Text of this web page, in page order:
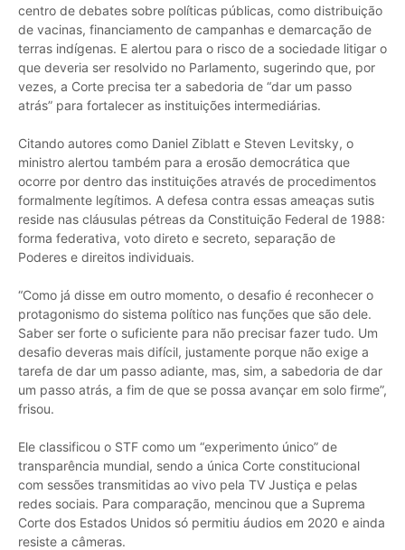
centro de debates sobre políticas públicas, como distribuição
de vacinas, financiamento de campanhas e demarcação de
terras indígenas. E alertou para o risco de a sociedade litigar o
que deveria ser resolvido no Parlamento, sugerindo que, por
vezes, a Corte precisa ter a sabedoria de “dar um passo
atrás” para fortalecer as instituições intermediárias.
Citando autores como Daniel Ziblatt e Steven Levitsky, o
ministro alertou também para a erosão democrática que
ocorre por dentro das instituições através de procedimentos
formalmente legítimos. A defesa contra essas ameaças sutis
reside nas cláusulas pétreas da Constituição Federal de 1988:
forma federativa, voto direto e secreto, separação de
Poderes e direitos individuais.
“Como já disse em outro momento, o desafio é reconhecer o
protagonismo do sistema político nas funções que são dele.
Saber ser forte o suficiente para não precisar fazer tudo. Um
desafio deveras mais difícil, justamente porque não exige a
tarefa de dar um passo adiante, mas, sim, a sabedoria de dar
um passo atrás, a fim de que se possa avançar em solo firme”,
frisou.
Ele classificou o STF como um “experimento único” de
transparência mundial, sendo a única Corte constitucional
com sessões transmitidas ao vivo pela TV Justiça e pelas
redes sociais. Para comparação, mencinou que a Suprema
Corte dos Estados Unidos só permitiu áudios em 2020 e ainda
resiste a câmeras.